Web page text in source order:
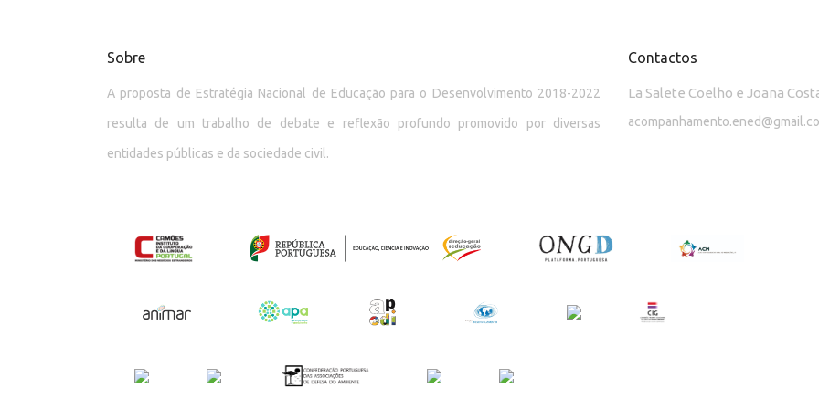
Sobre
A proposta de Estratégia Nacional de Educação para o Desenvolvimento 2018-2022
resulta de um trabalho de debate e reflexão profundo promovido por diversas
entidades públicas e da sociedade civil.
Contactos
La Salete Coelho e Joana